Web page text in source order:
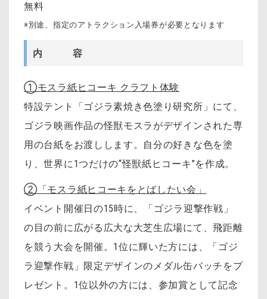
無料
※別途、指定のアトラクション入場券が必要となります
内 容
①モスラ紙ヒコーキ クラフト体験
特設テント「ゴジラ素焼き色塗り研究所」にて、
ゴジラ映画作品の怪獣モスラがデザインされた専
用の台紙をお渡しします。自分の好きな色を塗
り、世界に1つだけの“怪獣紙ヒコーキ”を作成。
②「モスラ紙ヒコーキをとばしたい会」
イベント開催日の15時に、「ゴジラ迎撃作戦」
の目の前に広がる広大な大芝生広場にて、飛距離
を競う大会を開催。1位に輝いた方には、「ゴジ
ラ迎撃作戦」限定デザインのメダル缶バッチをプ
レゼント。1位以外の方には、参加賞として記念